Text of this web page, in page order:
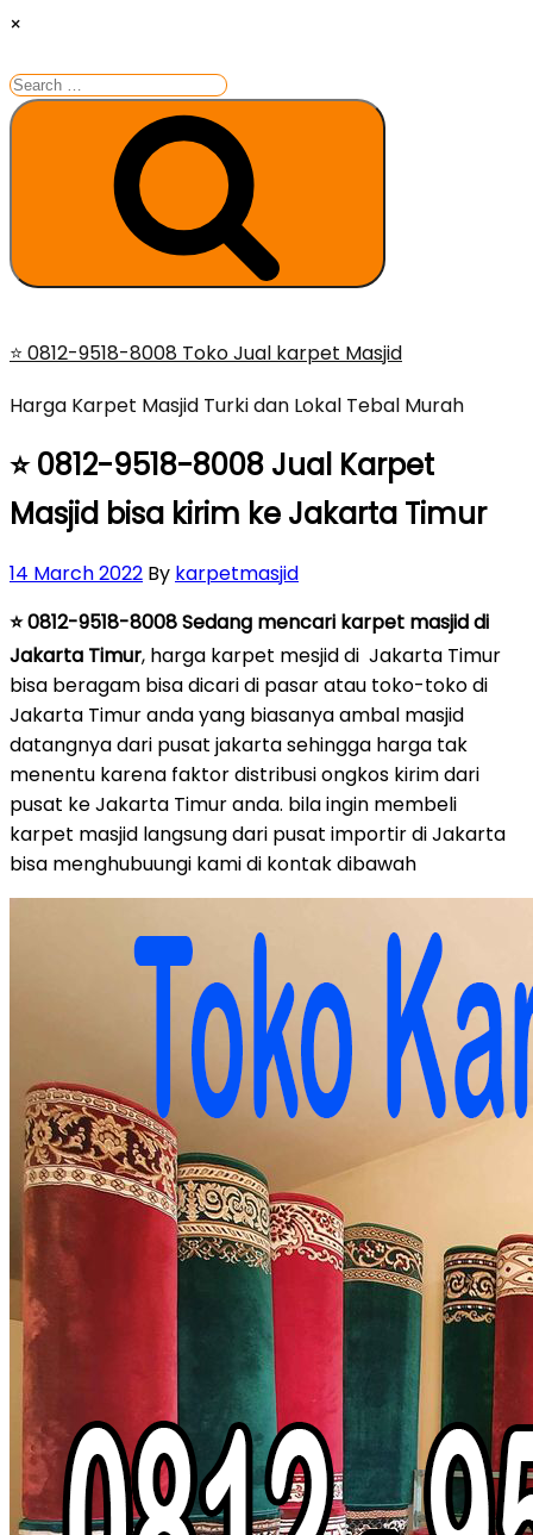
×
Search
for:
Search
Skip
content
⭐ 0812-9518-8008 Toko Jual karpet Masjid
Harga Karpet Masjid Turki dan Lokal Tebal Murah
⭐ 0812-9518-8008 Jual Karpet
Masjid bisa kirim ke Jakarta Timur
Posted
14 March 2022 By karpetmasjid
⭐ 0812-9518-8008 Sedang mencari karpet masjid di
Jakarta Timur, harga karpet mesjid di Jakarta Timur
bisa beragam bisa dicari di pasar atau toko-toko di
Jakarta Timur anda yang biasanya ambal masjid
datangnya dari pusat jakarta sehingga harga tak
menentu karena faktor distribusi ongkos kirim dari
pusat ke Jakarta Timur anda. bila ingin membeli
karpet masjid langsung dari pusat importir di Jakarta
bisa menghubuungi kami di kontak dibawah